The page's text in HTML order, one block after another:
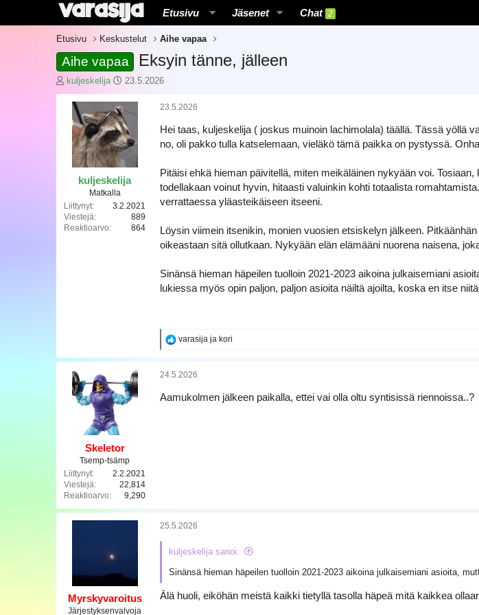
Etusivu Jäsenet Chat 2
Etusivu Keskustelut Aihe vapaa
Aihe vapaa Eksyin tänne, jälleen
K
e
n
a
l
kuljeskelija
A
o
i
t
u
p
ä
v
m
23.5.2026
kuljeskelija
Matkalla
Liittynyt
3.2.2021
Viestejä
889
Reaktioarvo
864
23.5.2026
Hei taas, kuljeskelija ( joskus muinoin lachimolala) täällä. Tässä yöllä
no, oli pakko tulla katselemaan, vieläkö tämä paikka on pystyssä.
Pitäisi ehkä hieman päivitellä, miten meikäläinen nykyään voi.
todellakaan voinut hyvin, hitaasti valuinkin kohti totaalista
verrattaessa yläasteikäiseen itseeni.
Löysin viimein itsenikin, monien vuosien etsiskelyn jälkeen.
oikeastaan sitä ollutkaan. Nykyään elän elämääni nuorena naisena,
Sinänsä hieman häpeilen tuolloin 2021-2023 aikoina julkaisemiani
lukiessa myös opin paljon, paljon asioita näiltä ajoilta, koska en itse
R
k
i
varasija ja kori
Skeletor
Tsemp-tsämp
Liittynyt
2.2.2021
Viestejä
22,814
Reaktioarvo
9,290
24.5.2026
Aamukolmen jälkeen paikalla, ettei vai olla oltu syntisissä riennoissa..?
Myrskyvaroitus
Järjestyksenvalvoja
25.5.2026
kuljeskelija sanoi:
Sinänsä hieman häpeilen tuolloin 2021-2023 aikoina julkaisemiani asioita,
Älä huoli, eiköhän meistä kaikki tietyllä tasolla häpeä mitä kaikkea